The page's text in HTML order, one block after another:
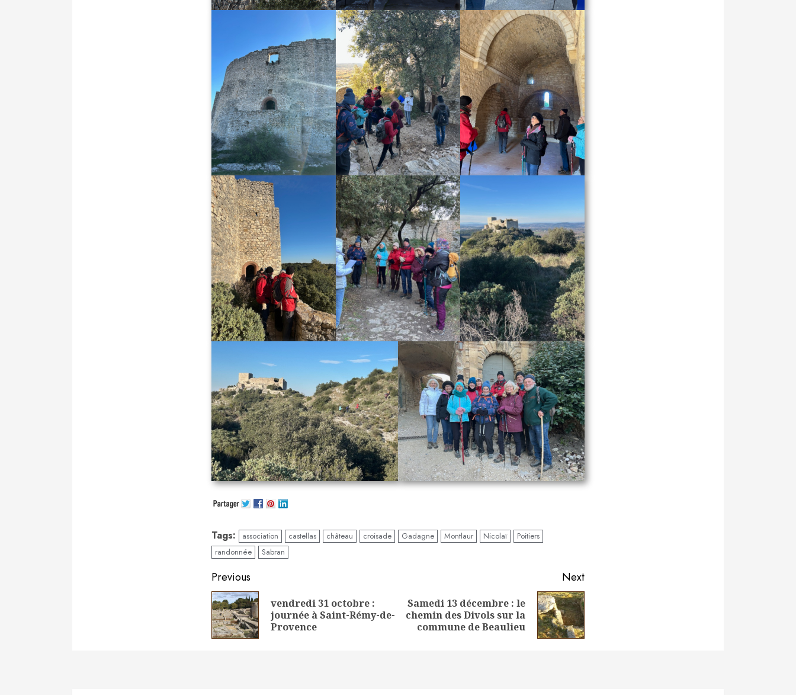
Tags: association castellas château croisade Gadagne Montlaur Nicolaï
Poitiers
randonnée
Sabran
Continue
Reading
Previous
Previous
post:
vendredi 31 octobre :
journée à Saint-Rémy-de-
Provence
Next
Next
post:
Samedi 13 décembre : le
chemin des Divols sur la
commune de Beaulieu